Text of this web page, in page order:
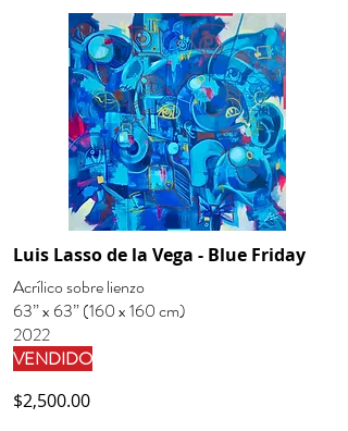
Luis Lasso de la Vega - Blue Friday
Acrílico sobre lienzo
63” x 63” (160 x 160 cm)
2022
VENDIDO
$2,500.00